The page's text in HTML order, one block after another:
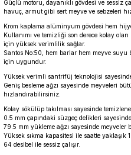
Güçlü motoru, dayanıklı gövdesi ve sessiz
havuç, armut gibi sert meyve ve sebzeleri
Krom kaplama alüminyum gövdesi hem
Kullanımı ve temizliği son derece kolay
için yüksek verimlilik sağlar.
Santos No:50, hem barlar hem meyve suyu
için uygundur.
Yüksek verimli santrifüj teknolojisi
Geniş besleme ağzı sayesinde meyveleri
hızlandırabilirsiniz.
Kolay sökülüp takılması sayesinde
0.5 mm çapındaki süzgeç delikleri
79.5 mm yükleme ağzı sayesinde meyveler
Yüksek sıkma kapasitesi ile saatte yaklaşık
64 desibel ile sessiz çalışır.